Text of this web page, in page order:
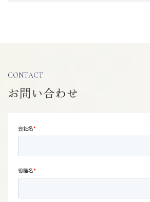
CONTACT
お問い合わせ